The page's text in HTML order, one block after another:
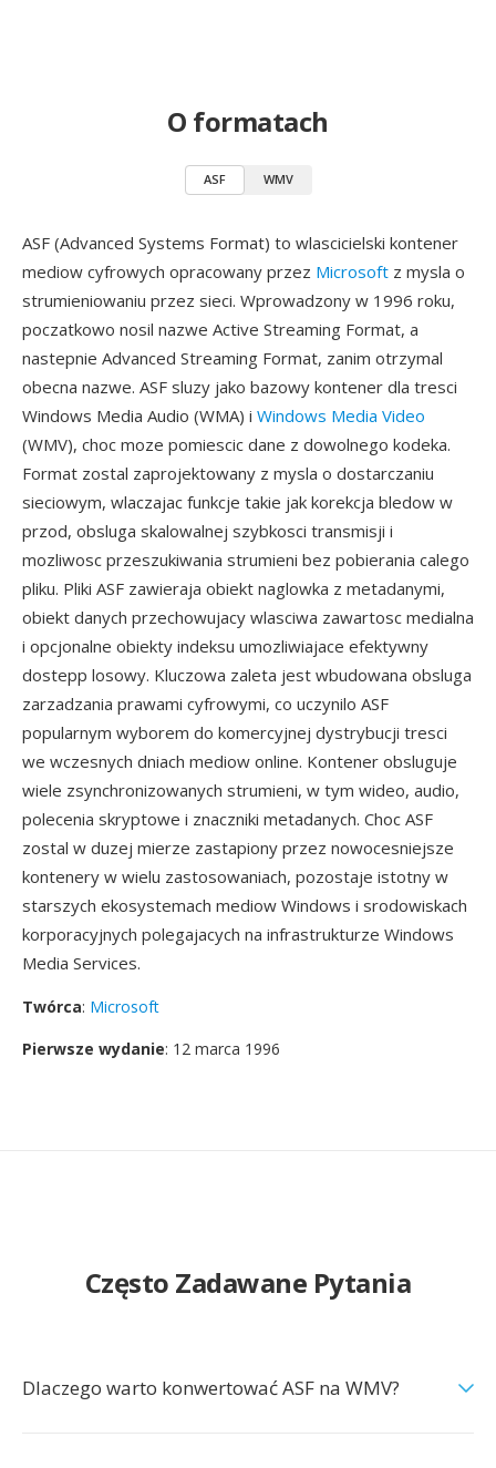
O formatach
ASF WMV
ASF (Advanced Systems Format) to wlascicielski kontener
mediow cyfrowych opracowany przez Microsoft z mysla o
strumieniowaniu przez sieci. Wprowadzony w 1996 roku,
poczatkowo nosil nazwe Active Streaming Format, a
nastepnie Advanced Streaming Format, zanim otrzymal
obecna nazwe. ASF sluzy jako bazowy kontener dla tresci
Windows Media Audio (WMA) i Windows Media Video
(WMV), choc moze pomiescic dane z dowolnego kodeka.
Format zostal zaprojektowany z mysla o dostarczaniu
sieciowym, wlaczajac funkcje takie jak korekcja bledow w
przod, obsluga skalowalnej szybkosci transmisji i
mozliwosc przeszukiwania strumieni bez pobierania calego
pliku. Pliki ASF zawieraja obiekt naglowka z metadanymi,
obiekt danych przechowujacy wlasciwa zawartosc medialna
i opcjonalne obiekty indeksu umozliwiajace efektywny
dostepp losowy. Kluczowa zaleta jest wbudowana obsluga
zarzadzania prawami cyfrowymi, co uczynilo ASF
popularnym wyborem do komercyjnej dystrybucji tresci
we wczesnych dniach mediow online. Kontener obsluguje
wiele zsynchronizowanych strumieni, w tym wideo, audio,
polecenia skryptowe i znaczniki metadanych. Choc ASF
zostal w duzej mierze zastapiony przez nowocesniejsze
kontenery w wielu zastosowaniach, pozostaje istotny w
starszych ekosystemach mediow Windows i srodowiskach
korporacyjnych polegajacych na infrastrukturze Windows
Media Services.
Twórca: Microsoft
Pierwsze wydanie: 12 marca 1996
Często Zadawane Pytania
Dlaczego warto konwertować ASF na WMV?